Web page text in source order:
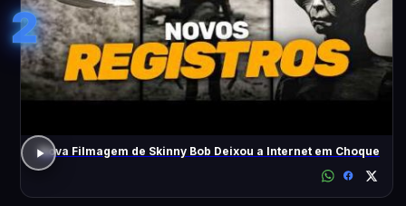
2
Nova Filmagem de Skinny Bob Deixou a Internet em Choque